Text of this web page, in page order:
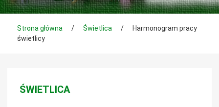
Tutaj jesteś
Strona główna / Świetlica /
Harmonogram pracy
świetlicy
Menu boczne
ŚWIETLICA